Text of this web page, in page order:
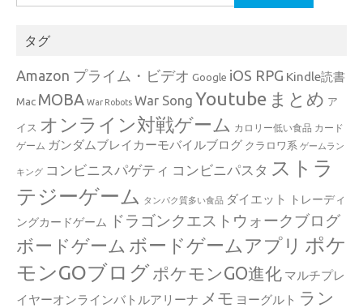
索:
タグ
Amazon プライム・ビデオ Google iOS RPG Kindle読書
Mac MOBA War Robots War Song Youtube まとめ ア
イス オンライン対戦ゲーム カロリー低い食品 カード
ゲーム ガンダムブレイカーモバイルブログ クラロワ系 ゲームラン
キング コンビニスパゲティ コンビニパスタ ストラ
テジーゲーム
タンパク質多い食品 ダイエット
トレーディ
ングカードゲーム
ドラゴンクエストウォークブログ
ボードゲーム ボードゲームアプリ ポケ
モンGOブログ ポケモンGO進化 マルチプレ
イヤーオンラインバトルアリーナ メモ ヨーグルト ラン